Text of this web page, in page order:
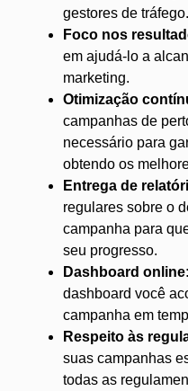
gestores de tráfego.
Foco nos
em ajudá-lo a
marketing.
Otimização
campanhas de
necessário para
obtendo os
Entrega de
regulares sobre o
campanha para
seu progresso.
Dashboard online:
dashboard você
campanha em
Respeito às
suas campanhas
todas as